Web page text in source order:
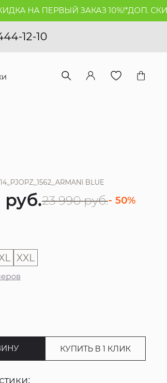
НА ПЕРВЫЙ ЗАКАЗ 10%!*ДОП.
12-10
BLUE
руб.23 990 руб.- 50%
XXL
КУПИТЬ В 1 КЛИК